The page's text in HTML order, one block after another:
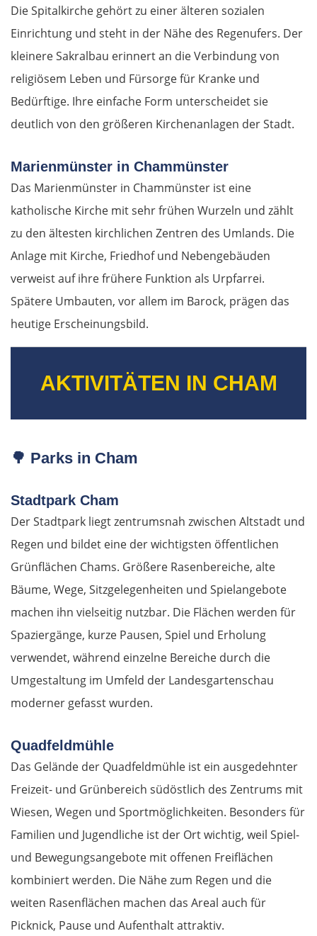
Die Spitalkirche gehört zu einer älteren sozialen
Einrichtung und steht in der Nähe des Regenufers. Der
kleinere Sakralbau erinnert an die Verbindung von
religiösem Leben und Fürsorge für Kranke und
Bedürftige. Ihre einfache Form unterscheidet sie
deutlich von den größeren Kirchenanlagen der Stadt.
Marienmünster in Chammünster
Das Marienmünster in Chammünster ist eine
katholische Kirche mit sehr frühen Wurzeln und zählt
zu den ältesten kirchlichen Zentren des Umlands. Die
Anlage mit Kirche, Friedhof und Nebengebäuden
verweist auf ihre frühere Funktion als Urpfarrei.
Spätere Umbauten, vor allem im Barock, prägen das
heutige Erscheinungsbild.
AKTIVITÄTEN IN CHAM
🌳 Parks in Cham
Stadtpark Cham
Der Stadtpark liegt zentrumsnah zwischen Altstadt und
Regen und bildet eine der wichtigsten öffentlichen
Grünflächen Chams. Größere Rasenbereiche, alte
Bäume, Wege, Sitzgelegenheiten und Spielangebote
machen ihn vielseitig nutzbar. Die Flächen werden für
Spaziergänge, kurze Pausen, Spiel und Erholung
verwendet, während einzelne Bereiche durch die
Umgestaltung im Umfeld der Landesgartenschau
moderner gefasst wurden.
Quadfeldmühle
Das Gelände der Quadfeldmühle ist ein ausgedehnter
Freizeit- und Grünbereich südöstlich des Zentrums mit
Wiesen, Wegen und Sportmöglichkeiten. Besonders für
Familien und Jugendliche ist der Ort wichtig, weil Spiel-
und Bewegungsangebote mit offenen Freiflächen
kombiniert werden. Die Nähe zum Regen und die
weiten Rasenflächen machen das Areal auch für
Picknick, Pause und Aufenthalt attraktiv.